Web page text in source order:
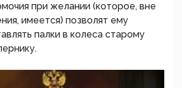
при желании (которое, вне
имеется) позволят ему
палки в колеса старому